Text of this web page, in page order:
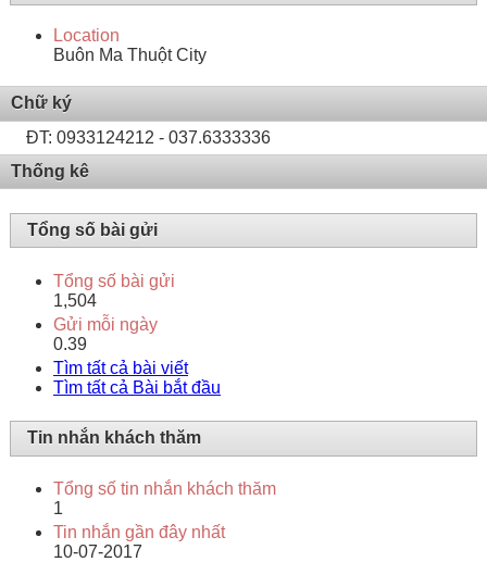
Location
Buôn Ma Thuột City
Chữ ký
ĐT: 0933124212 - 037.6333336
Thống kê
Tổng số bài gửi
Tổng số bài gửi
1,504
Gửi mỗi ngày
0.39
Tìm tất cả bài viết
Tìm tất cả Bài bắt đầu
Tin nhắn khách thăm
Tổng số tin nhắn khách thăm
1
Tin nhắn gần đây nhất
10-07-2017